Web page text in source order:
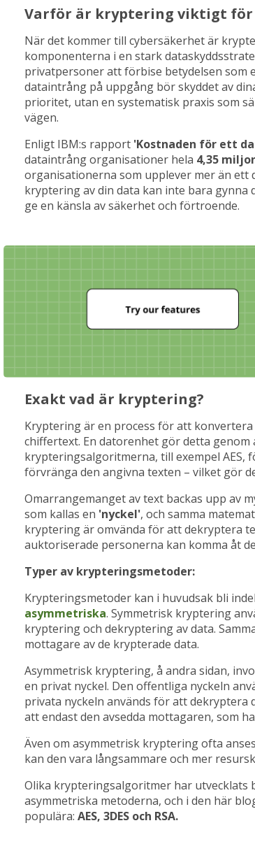
Varför är kryptering viktigt för
När det kommer till cybersäkerhet är
komponenterna i en stark
privatpersoner att förbise betydelsen som
dataintrång på uppgång bör skyddet av
prioritet, utan en systematisk praxis som
vägen.
Enligt IBM:s rapport 'Kostnaden för ett
dataintrång organisationer hela 4,35
organisationerna som upplever mer än
kryptering av din data kan inte bara gynna
ge en känsla av säkerhet och förtroende.
Exakt vad är kryptering?
Kryptering är en process för att
chiffertext. En datorenhet gör detta
krypteringsalgoritmerna, till exempel AES,
förvränga den angivna texten – vilket gör
Omarrangemanget av text backas upp av
som kallas en 'nyckel', och samma
kryptering är omvända för att dekryptera
auktoriserade personerna kan komma åt
Typer av krypteringsmetoder:
Krypteringsmetoder kan i huvudsak bli
asymmetriska. Symmetrisk kryptering
kryptering och dekryptering av data.
mottagare av de krypterade data.
Asymmetrisk kryptering, å andra sidan,
en privat nyckel. Den offentliga nyckeln
privata nyckeln används för att
att endast den avsedda mottagaren, som
Även om asymmetrisk kryptering ofta
kan den vara långsammare och mer
Olika krypteringsalgoritmer har utvecklats
asymmetriska metoderna, och i den här
populära: AES, 3DES och RSA.